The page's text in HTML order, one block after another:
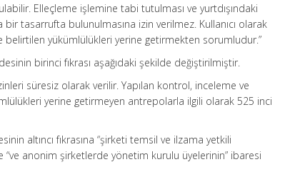
Elleçleme işlemine tabi tutulması ve yurtdışındaki
bir tasarrufta bulunulmasına izin verilmez. Kullanıcı olarak
yükümlülükleri yerine getirmekten sorumludur.”
birinci fıkrası aşağıdaki şekilde değiştirilmiştir.
süresiz olarak verilir. Yapılan kontrol, inceleme ve
yerine getirmeyen antrepolarla ilgili olarak 525 inci
altıncı fıkrasına “şirketi temsil ve ilzama yetkili
anonim şirketlerde yönetim kurulu üyelerinin” ibaresi